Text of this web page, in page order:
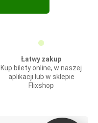
Łatwy zakup
Kup bilety online, w naszej
aplikacji lub w sklepie
Flixshop